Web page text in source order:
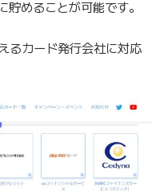
めることが可能です。
るカード発行会社に対応